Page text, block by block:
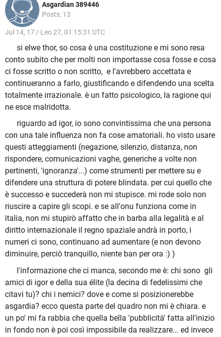
Asgardian 389446
Posts: 13
Jul 14, 17 / Leo 27, 01 15:31 UTC
si elwe thor, so cosa è una costituzione e mi sono resa
conto subito che per molti non importasse cosa fosse e cosa
ci fosse scritto o non scritto, e l'avrebbero accettata e
continueranno a farlo, giustificando e difendendo una scelta
totalmente irrazionale. è un fatto psicologico, la ragione qui
ne esce malridotta.
riguardo ad igor, io sono convintissima che una persona
con una tale influenza non fa cose amatoriali. ho visto usare
questi atteggiamenti (negazione, silenzio, distanza, non
rispondere, comunicazioni vaghe, generiche a volte non
pertinenti, 'ignoranza'...) come strumenti per mettere su e
difendere una struttura di potere blindata. per cui quello che
è successo e succederà non mi stupisce. mi rode solo non
riuscire a capire gli scopi. e se all'onu funziona come in
italia, non mi stupirò affatto che in barba alla legalità e al
diritto internazionale il regno spaziale andrà in porto, i
numeri ci sono, continuano ad aumentare (e non devono
diminuire, perciò tranquillo, niente ban per ora :) )
l'informazione che ci manca, secondo me è: chi sono gli
amici di igor e della sua élite (la decina di fedelissimi che
citavi tu)? chi i nemici? dove e come si posizionerebbe
asgardia? ecco questa parte del quadro non mi è chiara. e
un po' mi fa rabbia che quella bella 'pubblicità' fatta all'inizio
in fondo non è poi così impossibile da realizzare... ed invece